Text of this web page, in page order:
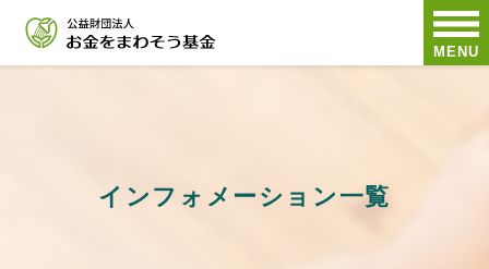
MENU
インフォメーション一覧